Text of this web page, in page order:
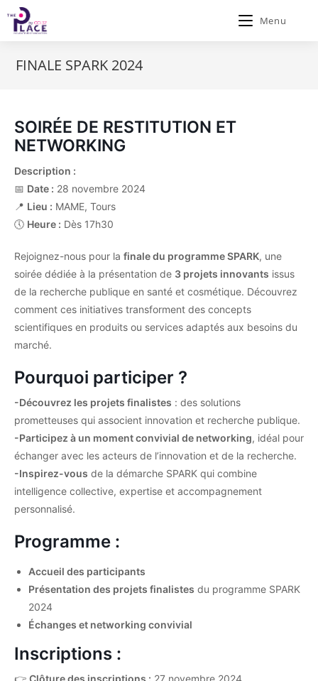
Menu
FINALE SPARK 2024
SOIRÉE DE RESTITUTION ET
NETWORKING
Description :
📅 Date : 28 novembre 2024
📍 Lieu : MAME, Tours
🕔 Heure : Dès 17h30
Rejoignez-nous pour la finale du programme SPARK, une
soirée dédiée à la présentation de 3 projets innovants issus
de la recherche publique en santé et cosmétique. Découvrez
comment ces initiatives transforment des concepts
scientifiques en produits ou services adaptés aux besoins du
marché.
Pourquoi participer ?
-Découvrez les projets finalistes : des solutions
prometteuses qui associent innovation et recherche publique.
-Participez à un moment convivial de networking, idéal pour
échanger avec les acteurs de l’innovation et de la recherche.
-Inspirez-vous de la démarche SPARK qui combine
intelligence collective, expertise et accompagnement
personnalisé.
Programme :
Accueil des participants
Présentation des projets finalistes du programme SPARK
2024
Échanges et networking convivial
Inscriptions :
👉 Clôture des inscriptions : 27 novembre 2024